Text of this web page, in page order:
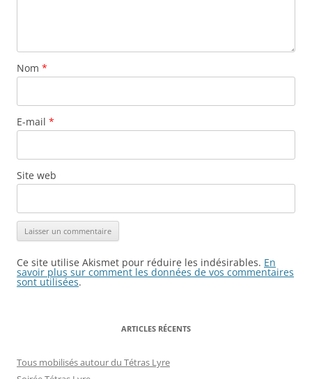
Nom *
E-mail *
Site web
Ce site utilise Akismet pour réduire les indésirables. En
savoir plus sur comment les données de vos commentaires
sont utilisées.
ARTICLES RÉCENTS
Tous mobilisés autour du Tétras Lyre